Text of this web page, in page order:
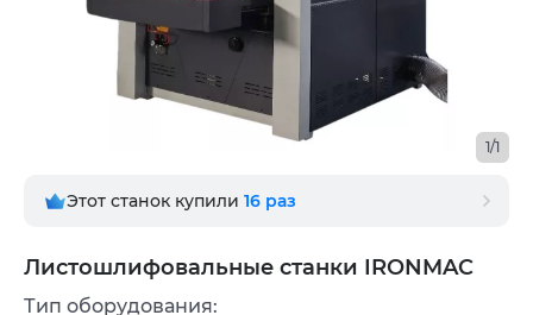
Листошлифовальные станки IRONMAC
1/1
Этот станок купили 16 раз
Тип оборудования: